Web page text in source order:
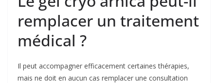
remplacer un traitement
médical ?
Il peut accompagner efficacement certaines thérapies,
mais ne doit en aucun cas remplacer une consultation